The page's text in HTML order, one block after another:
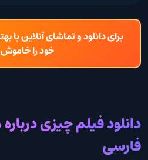
برای دانلود و تماشای آنلاین با
خود را
دانلود فیلم چیزی
فارسی